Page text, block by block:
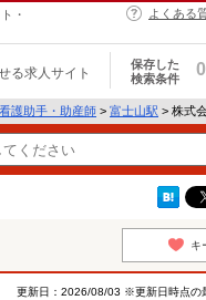
・
よくある
る求人サイト
保存した
検索条件
0
護助手・助産師 > 富士山駅 > 株式
キ
更新日：2026/08/03 ※更新日時点の